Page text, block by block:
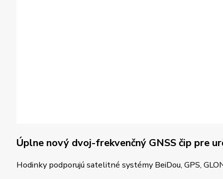
Úplne nový dvoj-frekvenčný GNSS čip pre
Hodinky podporujú satelitné systémy BeiDou, GPS,